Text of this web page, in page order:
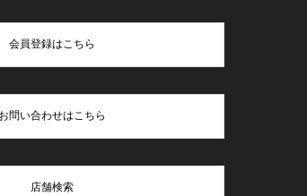
会員登録はこちら
お問い合わせはこちら
店舗検索